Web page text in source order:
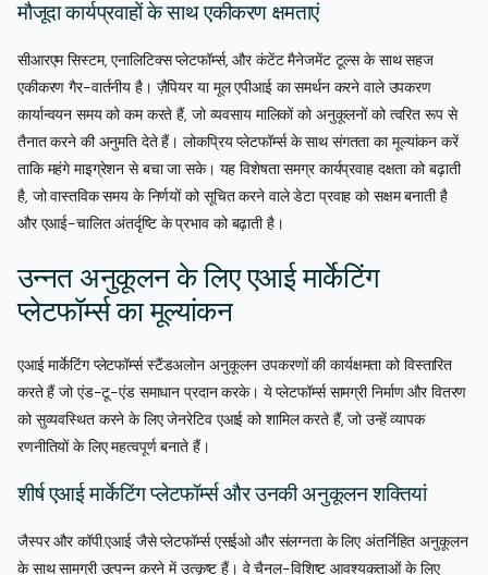
मौजूदा कार्यप्रवाहों के साथ एकीकरण क्षमताएं
सीआरएम सिस्टम, एनालिटिक्स प्लेटफॉर्म्स, और कंटेंट मैनेजमेंट टूल्स के साथ सहज
एकीकरण गैर-वार्तनीय है। ज़ैपियर या मूल एपीआई का समर्थन करने वाले उपकरण
कार्यान्वयन समय को कम करते हैं, जो व्यवसाय मालिकों को अनुकूलनों को त्वरित रूप से
तैनात करने की अनुमति देते हैं। लोकप्रिय प्लेटफॉर्म्स के साथ संगतता का मूल्यांकन करें
ताकि महंगे माइग्रेशन से बचा जा सके। यह विशेषता समग्र कार्यप्रवाह दक्षता को बढ़ाती
है, जो वास्तविक समय के निर्णयों को सूचित करने वाले डेटा प्रवाह को सक्षम बनाती है
और एआई-चालित अंतर्दृष्टि के प्रभाव को बढ़ाती है।
उन्नत अनुकूलन के लिए एआई मार्केटिंग
प्लेटफॉर्म्स का मूल्यांकन
एआई मार्केटिंग प्लेटफॉर्म्स स्टैंडअलोन अनुकूलन उपकरणों की कार्यक्षमता को विस्तारित
करते हैं जो एंड-टू-एंड समाधान प्रदान करके। ये प्लेटफॉर्म्स सामग्री निर्माण और वितरण
को सुव्यवस्थित करने के लिए जेनरेटिव एआई को शामिल करते हैं, जो उन्हें व्यापक
रणनीतियों के लिए महत्वपूर्ण बनाते हैं।
शीर्ष एआई मार्केटिंग प्लेटफॉर्म्स और उनकी अनुकूलन शक्तियां
जैस्पर और कॉपी.एआई जैसे प्लेटफॉर्म्स एसईओ और संलग्नता के लिए अंतर्निहित अनुकूलन
के साथ सामग्री उत्पन्न करने में उत्कृष्ट हैं। वे चैनल-विशिष्ट आवश्यकताओं के लिए